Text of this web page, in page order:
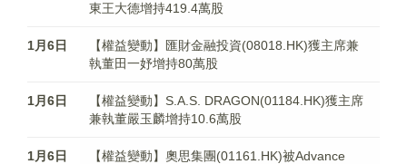
東王大德增持419.4萬股
1月6日
【權益變動】匯財金融投資(08018.HK)獲主席兼
執董田一妤增持80萬股
1月6日
【權益變動】S.A.S. DRAGON(01184.HK)獲主席
兼執董嚴玉麟增持10.6萬股
1月6日
【權益變動】奧思集團(01161.HK)被Advance